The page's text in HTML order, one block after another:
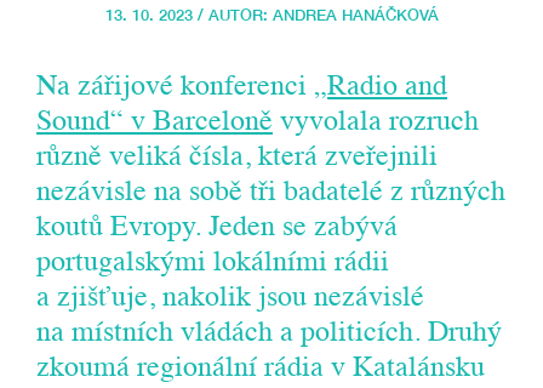
13. 10. 2023 / AUTOR: ANDREA HANÁČKOVÁ
Na zářijové konferenci „Radio and
Sound“ v Barceloně vyvolala rozruch
různě veliká čísla, která zveřejnili
nezávisle na sobě tři badatelé z různých
koutů Evropy. Jeden se zabývá
portugalskými lokálními rádii
a zjišťuje, nakolik jsou nezávislé
na místních vládách a politicích. Druhý
zkoumá regionální rádia v Katalánsku